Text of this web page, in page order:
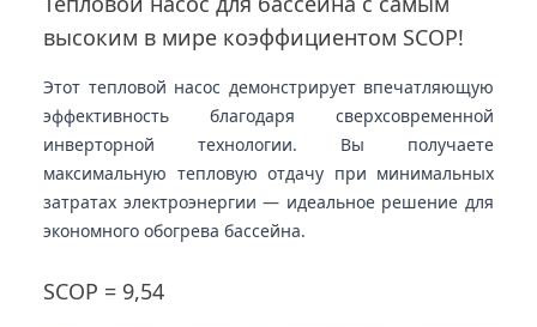
высоким в мире коэффициентом SCOP!
Этот тепловой насос демонстрирует впечатляющую
эффективность благодаря сверхсовременной
инверторной технологии. Вы получаете
максимальную тепловую отдачу при минимальных
затратах электроэнергии — идеальное решение для
экономного обогрева бассейна.
SCOP = 9,54